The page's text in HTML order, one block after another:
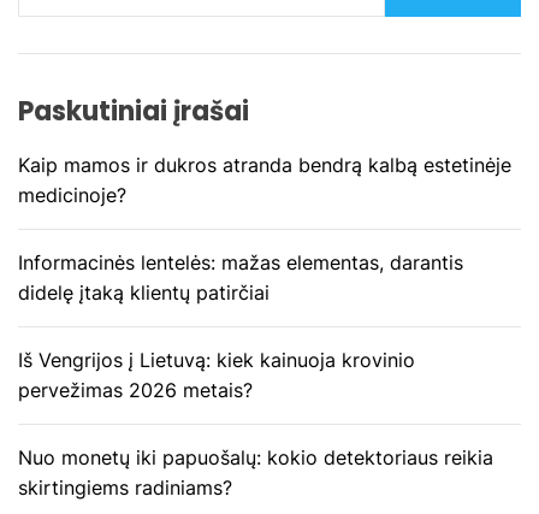
i
a
t
a
r
p
į
r
a
Paskutiniai įrašai
Kaip mamos ir dukros atranda bendrą kalbą estetinėje
medicinoje?
Informacinės lentelės: mažas elementas, darantis
didelę įtaką klientų patirčiai
Iš Vengrijos į Lietuvą: kiek kainuoja krovinio
pervežimas 2026 metais?
Nuo monetų iki papuošalų: kokio detektoriaus reikia
skirtingiems radiniams?